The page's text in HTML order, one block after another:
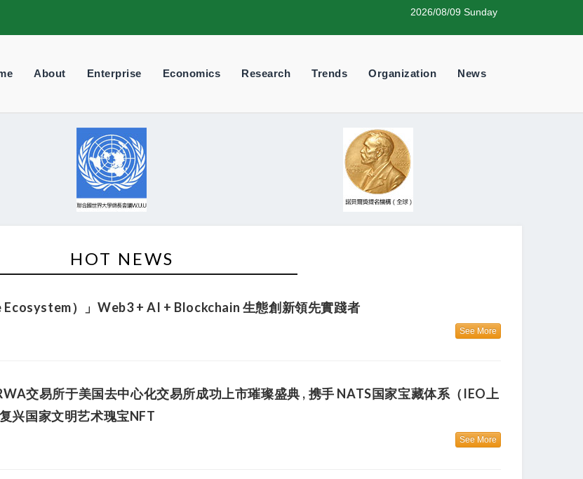
2026/08/09 Sunday
About Enterprise Economics Research Trends Organization News
HOT NEWS
）」Web3 + AI + Blockchain 生態創新領先實踐者
See More
交易所于美国去中心化交易所成功上市璀璨盛典 , 携手 NATS国家宝藏体系（IEO上
兴国家文明艺术瑰宝NFT
See More